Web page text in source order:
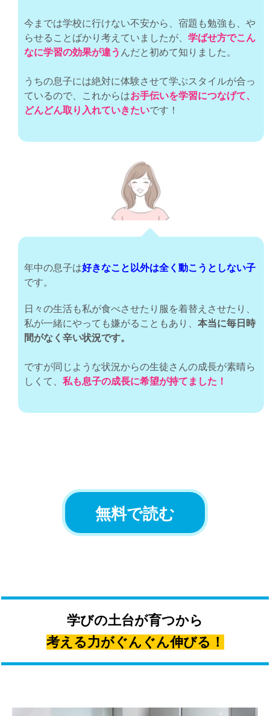
今までは学校に行けない不安から、宿題も勉強も、や
らせることばかり考えていましたが、 学ばせ方でこん
なに学習の効果が違う んだと初めて知りました。
うちの息子には絶対に体験させて学ぶスタイルが合っ
ているので、これからはお手伝いを学習につなげて、
どんどん取り入れていきたいです！
年中の息子は好きなこと以外は全く動こうとしない子
です。
日々の生活も私が食べさせたり服を着替えさせたり、
私が一緒にやっても嫌がることもあり、 本当に毎日時
間がなく辛い状況です。
ですが同じような状況からの生徒さんの成長が素晴ら
しくて、 私も息子の成長に希望が持てました！
無料で読む
学びの土台が育つから
考える力がぐんぐん伸びる！